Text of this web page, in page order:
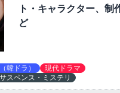
ト・キャラクター、制
ど
韓ドラ）
現代ドラマ
スペンス・ミステリ